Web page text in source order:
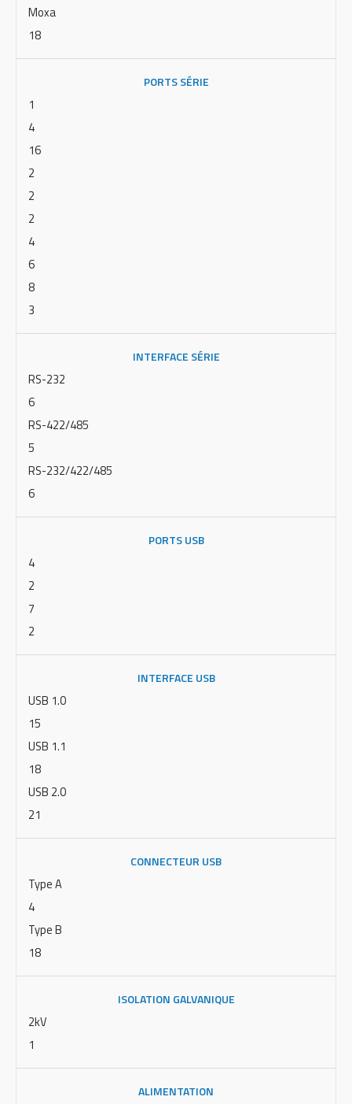
Moxa
18
PORTS SÉRIE
1
4
16
2
2
2
4
6
8
3
INTERFACE SÉRIE
RS-232
6
RS-422/485
5
RS-232/422/485
6
PORTS USB
4
2
7
2
INTERFACE USB
USB 1.0
15
USB 1.1
18
USB 2.0
21
CONNECTEUR USB
Type A
4
Type B
18
ISOLATION GALVANIQUE
2kV
1
ALIMENTATION